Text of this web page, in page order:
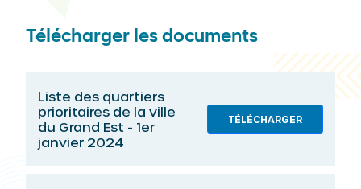
Télécharger les documents
Liste des quartiers
prioritaires de la ville
du Grand Est - 1er
janvier 2024
TÉLÉCHARGER